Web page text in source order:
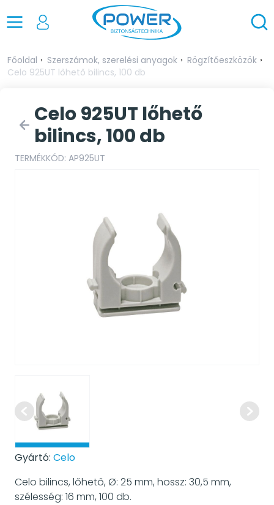
Főoldal Szerszámok, szerelési anyagok
Rögzítőeszközök
Celo 925UT lőhető bilincs, 100 db
Celo 925UT lőhető
bilincs, 100 db
TERMÉKKÓD: AP925UT
Gyártó: Celo
Celo bilincs, lőhető, Ø: 25 mm, hossz: 30,5 mm,
szélesség: 16 mm, 100 db.